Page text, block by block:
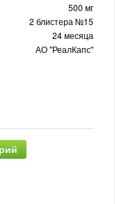
500 мг
2 блистера №15
24 месяца
АО "РеалКапс"